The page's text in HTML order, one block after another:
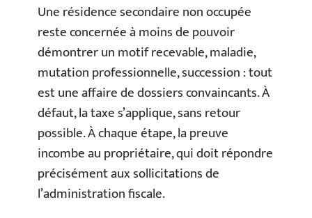
Une résidence secondaire non occupée
reste concernée à moins de pouvoir
démontrer un motif recevable, maladie,
mutation professionnelle, succession : tout
est une affaire de dossiers convaincants. À
défaut, la taxe s’applique, sans retour
possible. À chaque étape, la preuve
incombe au propriétaire, qui doit répondre
précisément aux sollicitations de
l’administration fiscale.